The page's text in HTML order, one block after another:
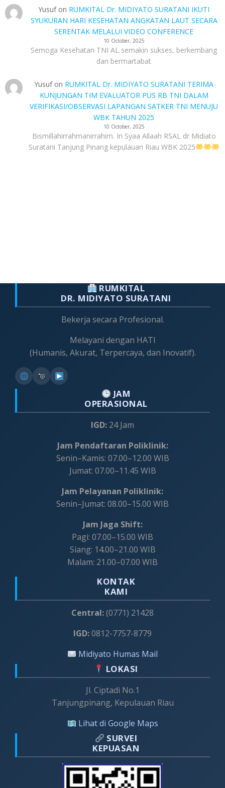
Yusufon RUMKITAL Dr. MIDIYATO SURATANI IKUTI
SYUKURAN HARI KESEHATAN ANGKATAN LAUT SECARA
SERENTAK MELALUI VIDEO CONFERENCE
10 October, 2025
Semoga Kesehatan TNI AL semakin sukses, berkembang
dan bermartabat
Yusufon RUMKITAL Dr. MIDIYATO SURATANI TERIMA
KUNJUNGAN TIM EVALUATOR PUS RB TNI DALAM
VERIFIKASI/OBSERVASI LAPANGAN SATKER TNI MENUJU
WBK TAHUN 2025
10 October, 2025
Bismillahirrahmanirrahim. In Syaa Allaah RSAL dr Midiato
Suratani Tanjung Pinang kepulauan Riau WBK 2025
RUMKITAL
DR. MIDIYATO SURATANI
Bekerja secara Profesional.
Melayani dengan HATI
(Humanis, Akurat, Terpercaya, dan Inovatif).
JAM
OPERASIONAL
IGD: 24 Jam
Jam Pendaftaran Poliklinik:
Senin–Kamis: 07.00–12.00 WIB
Jumat: 07.00–11.45 WIB
Jam Pelayanan Poliklinik:
Senin–Jumat: 08.00–15.00 WIB
Jam Jaga Shift:
Pagi: 07.00–15.00 WIB
Siang: 14.00–21.00 WIB
Malam: 21.00–07.00 WIB
KONTAK
KAMI
Central:(0771) 21428
IGD:0812-7757-8779
Midiyato Humas Mail
LOKASI
Jl. Ciptadi No.1
Tanjungpinang, Kepulauan Riau
Lihat di Google Maps
SURVEI
KEPUASAN